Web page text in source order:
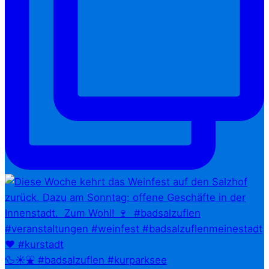
🦆☀️⛲ #badsalzuflen #kurparksee